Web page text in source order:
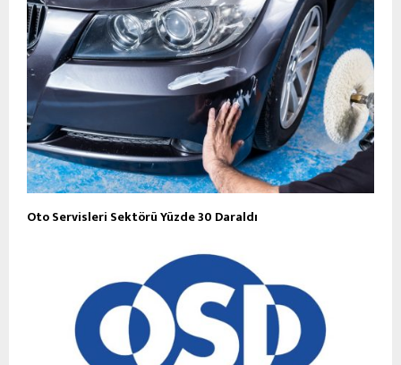
Oto Servisleri Sektörü Yüzde 30 Daraldı